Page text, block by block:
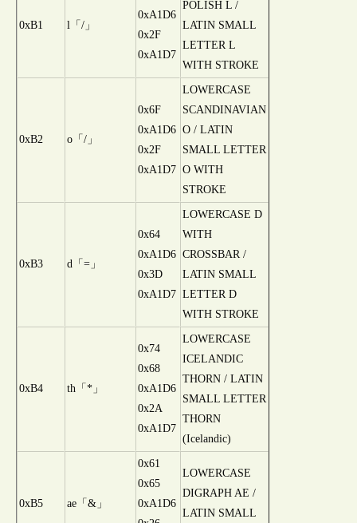
0xB1 l「/」
0xA1D6
0x2F
0xA1D7
POLISH L /
LATIN SMALL
LETTER L
WITH STROKE
0xB2 o「/」
0x6F
0xA1D6
0x2F
0xA1D7
LOWERCASE
SCANDINAVIAN
O / LATIN
SMALL LETTER
O WITH
STROKE
0xB3 d「=」
0x64
0xA1D6
0x3D
0xA1D7
LOWERCASE D
WITH
CROSSBAR /
LATIN SMALL
LETTER D
WITH STROKE
0xB4 th「*」
0x74
0x68
0xA1D6
0x2A
0xA1D7
LOWERCASE
ICELANDIC
THORN / LATIN
SMALL LETTER
THORN
(Icelandic)
0xB5 ae「&」
0x61
0x65
0xA1D6
LOWERCASE
DIGRAPH AE /
LATIN SMALL